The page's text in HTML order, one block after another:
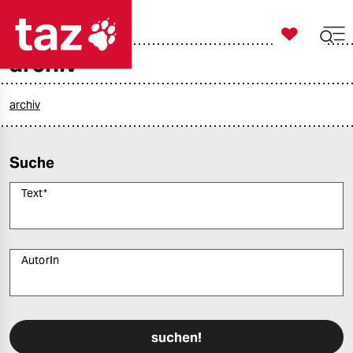
politik
gesellschaft
sport

taz zahl ich
archiv
archiv
Suche
Text*
AutorIn